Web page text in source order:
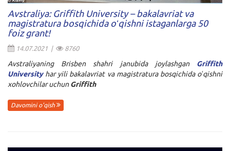
Avstraliya: Griffith University – bakalavriat va
magistratura bosqichida oʻqishni istaganlarga 50
foiz grant!
14.07.2021 | 8760
Avstraliyaning Brisben shahri janubida joylashgan Griffith
Universityhar yili bakalavriat va magistratura bosqichida oʻqishni
xohlovchilar uchunGriffith
Davomini o'qish